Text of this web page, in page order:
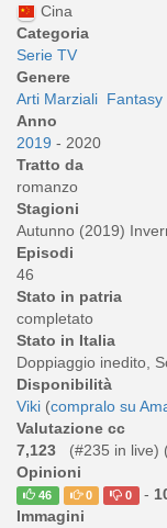
Cina
Categoria
Serie TV
Genere
Arti Marziali Fantasy
Anno
2019 - 2020
Tratto da
romanzo
Stagioni
Autunno (2019)
Episodi
46
Stato in patria
completato
Stato in Italia
Doppiaggio inedito,
Disponibilità
Viki (compralo su
Valutazione cc
7,123
(#235 in live)
Opinioni
46 0 0 -
Immagini